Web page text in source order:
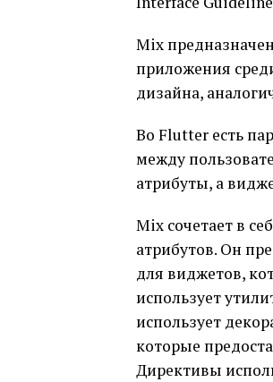
Mix
приложения
дизайна,
Во Flutter есть
между
атрибуты, а
Mix сочетает в
атрибутов. Он
для виджетов,
использует
использует
которые
Директивы